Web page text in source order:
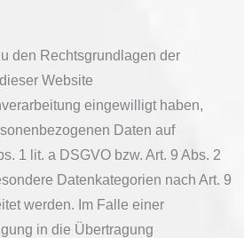
den Rechtsgrundlagen der
Website
eingewilligt haben,
Daten auf
1 lit. a DSGVO bzw. Art. 9 Abs. 2
Datenkategorien nach Art. 9
werden. Im Falle einer
in die Übertragung